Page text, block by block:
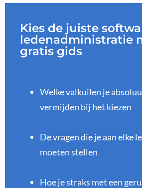
Kies de juiste
ledenadministratie
gratis gids
Welke valkuilen je
vermijden bij het kiezen
De vragen die je aan elke
moeten stellen
Hoe je straks met een